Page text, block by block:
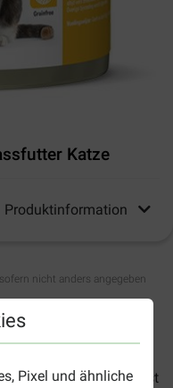
Pixel und ähnliche
Katze
Produktinformation
nicht anders angegeben
(Dosen 200 g)
ist